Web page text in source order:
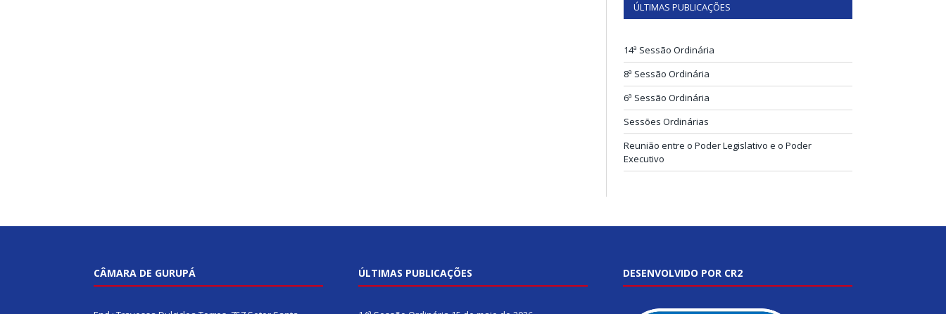
ÚLTIMAS PUBLICAÇÕES
14ª Sessão Ordinária
8ª Sessão Ordinária
6ª Sessão Ordinária
Sessões Ordinárias
Reunião entre o Poder Legislativo e o Poder
Executivo
CÂMARA DE GURUPÁ ÚLTIMAS PUBLICAÇÕES DESENVOLVIDO POR CR2